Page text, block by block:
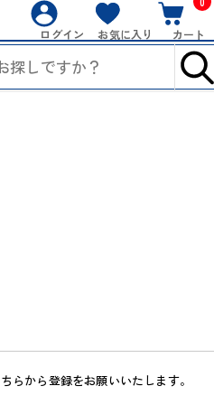
ログイン お気に入り カート
らから登録をお願いいたします。